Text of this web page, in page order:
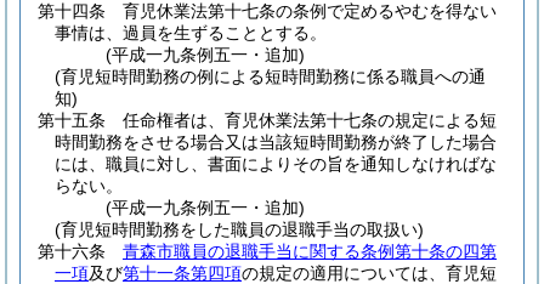
第十四条
育児休業法第十七条の条例で定めるやむを得ない
事情は、過員を生ずることとする。
(平成一九条例五一・追加)
(育児短時間勤務の例による短時間勤務に係る職員への通
知)
第十五条
任命権者は、育児休業法第十七条の規定による短
時間勤務をさせる場合又は当該短時間勤務が終了した場合
には、職員に対し、書面によりその旨を通知しなければな
らない。
(平成一九条例五一・追加)
(育児短時間勤務をした職員の退職手当の取扱い)
第十六条
青森市職員の退職手当に関する条例第十条の四第
一項及び第十一条第四項の規定の適用については、育児短